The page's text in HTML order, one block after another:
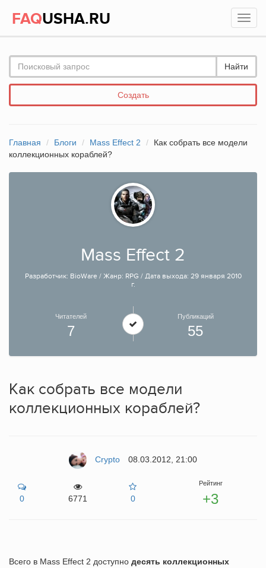
FAQUSHA.RU
Найти
Создать
Главная Блоги Mass Effect 2
Как собрать все модели
коллекционных кораблей?
Mass Effect 2
Разработчик: BioWare / Жанр: RPG / Дата выхода: 29 января 2010
г.
Читателей
7
Публикаций
55
Как собрать все модели
коллекционных кораблей?
Crypto 08.03.2012, 21:00
0 6771 0
Рейтинг
+3
Всего в Mass Effect 2 доступно десять коллекционных